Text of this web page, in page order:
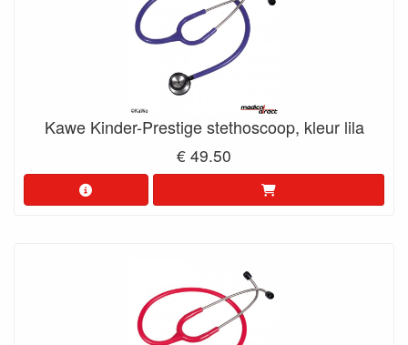
Kawe Kinder-Prestige stethoscoop, kleur lila
€ 49.50